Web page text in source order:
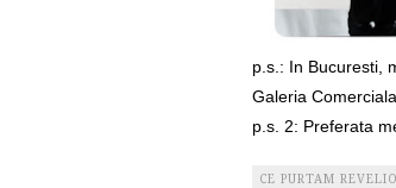
p.s.: In Bucuresti,
Galeria
p.s. 2: Preferata
CE PURTAM